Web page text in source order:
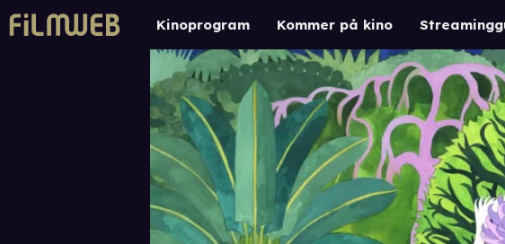
Kinoprogram Kommer på kino